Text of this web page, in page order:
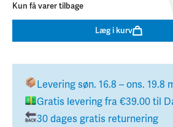
Kun få varer tilbage
Læg i kurv
Levering søn. 16.8 – ons. 19.8
Gratis levering fra €39.00 til
30 dages gratis returnering